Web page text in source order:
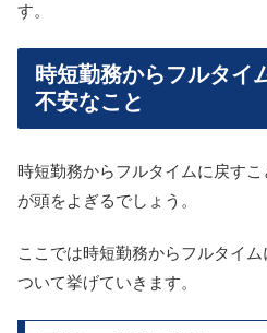
す。
時短勤務からフルタイ
不安なこと
時短勤務からフルタイムに戻す
が頭をよぎるでしょう。
ここでは時短勤務からフルタイ
ついて挙げていきます。